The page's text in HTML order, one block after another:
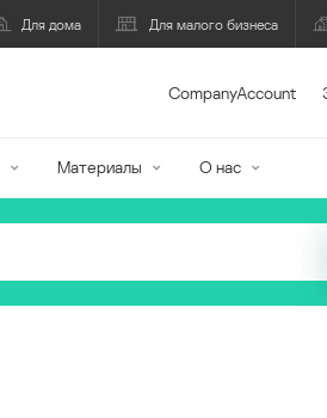
Для дома Для малого бизнеса
CompanyAccount
Материалы О нас